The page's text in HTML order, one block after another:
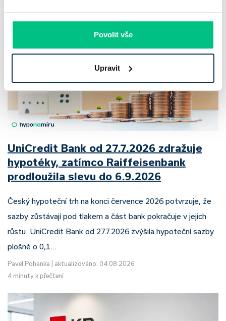
Povolit vše
Upravit
UniCredit Bank od 27.7.2026 zdražuje
hypotéky, zatímco Raiffeisenbank
prodloužila slevu do 6.9.2026
Český hypoteční trh na konci července 2026 potvrzuje, že
sazby zůstávají pod tlakem a část bank pokračuje v jejich
růstu. UniCredit Bank od 27.7.2026 zvýšila hypoteční sazby
plošně o 0,1…
Pavel Pohanka
aktualizováno: 04.08.2026
4 minuty k přečtení